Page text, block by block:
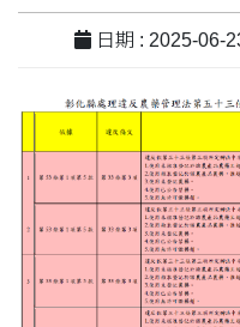
日期 : 2025-06-